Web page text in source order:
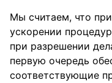
Мы считаем, что
ускорении
при разрешении
первую очередь
соответствующие